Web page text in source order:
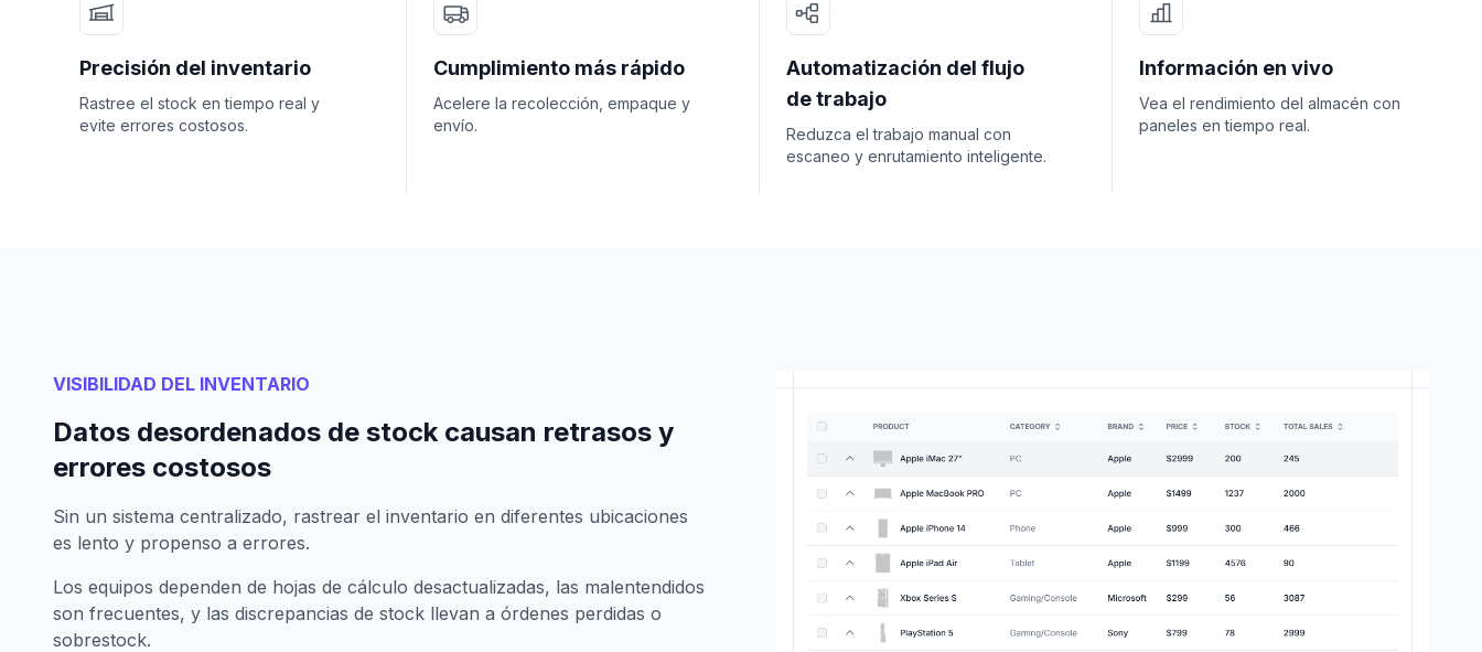
Precisión del inventario
Rastree el stock en tiempo real y
evite errores costosos.
Cumplimiento más rápido
Acelere la recolección, empaque y
envío.
Automatización del flujo
de trabajo
Reduzca el trabajo manual con
escaneo y enrutamiento inteligente.
Información en vivo
Vea el rendimiento del almacén con
paneles en tiempo real.
VISIBILIDAD DEL INVENTARIO
Datos desordenados de stock causan retrasos y
errores costosos
Sin un sistema centralizado, rastrear el inventario en diferentes ubicaciones
es lento y propenso a errores.
Los equipos dependen de hojas de cálculo desactualizadas, las malentendidos
son frecuentes, y las discrepancias de stock llevan a órdenes perdidas o
sobrestock.